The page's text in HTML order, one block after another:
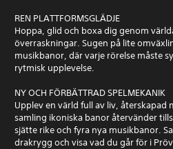
REN PLATTFORMSGLÄDJE
Hoppa, glid och boxa dig genom
överraskningar. Sugen på lite
musikbanor, där varje rörelse måste
rytmisk upplevelse.
NY OCH FÖRBÄTTRAD SPELMEKANIK
Upplev en värld full av liv, återskapad
samling ikoniska banor återvänder
sjätte rike och fyra nya musikbanor.
drakrygg och visa vad du går för i